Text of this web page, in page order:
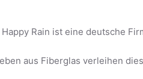
Rain ist eine deutsche
aus Fiberglas verleihen